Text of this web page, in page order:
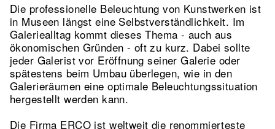
Die professionelle Beleuchtung von Kunstwerken ist
in Museen längst eine Selbstverständlichkeit. Im
Galeriealltag kommt dieses Thema - auch aus
ökonomischen Gründen - oft zu kurz. Dabei sollte
jeder Galerist vor Eröffnung seiner Galerie oder
spätestens beim Umbau überlegen, wie in den
Galerieräumen eine optimale Beleuchtungssituation
hergestellt werden kann.
Die Firma ERCO ist weltweit die renommierteste